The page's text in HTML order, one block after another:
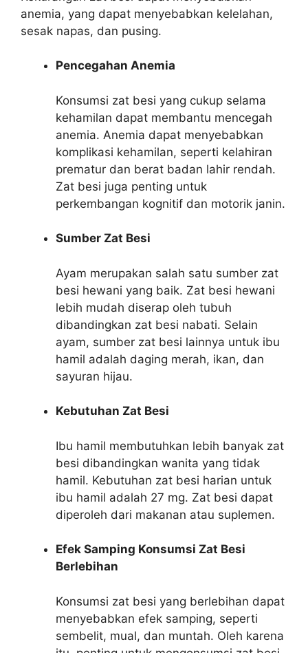
anemia, yang dapat menyebabkan kelelahan,
sesak napas, dan pusing.
Pencegahan Anemia
Konsumsi zat besi yang cukup selama
kehamilan dapat membantu mencegah
anemia. Anemia dapat menyebabkan
komplikasi kehamilan, seperti kelahiran
prematur dan berat badan lahir rendah.
Zat besi juga penting untuk
perkembangan kognitif dan motorik janin.
Sumber Zat Besi
Ayam merupakan salah satu sumber zat
besi hewani yang baik. Zat besi hewani
lebih mudah diserap oleh tubuh
dibandingkan zat besi nabati. Selain
ayam, sumber zat besi lainnya untuk ibu
hamil adalah daging merah, ikan, dan
sayuran hijau.
Kebutuhan Zat Besi
Ibu hamil membutuhkan lebih banyak zat
besi dibandingkan wanita yang tidak
hamil. Kebutuhan zat besi harian untuk
ibu hamil adalah 27 mg. Zat besi dapat
diperoleh dari makanan atau suplemen.
Efek Samping Konsumsi Zat Besi
Berlebihan
Konsumsi zat besi yang berlebihan dapat
menyebabkan efek samping, seperti
sembelit, mual, dan muntah. Oleh karena